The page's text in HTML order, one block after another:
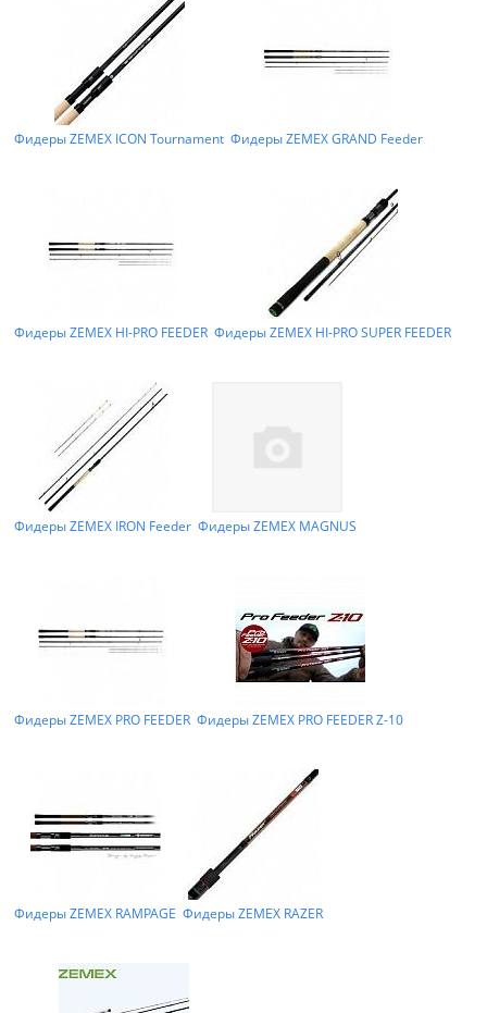
Фидеры ZEMEX ICON Tournament Фидеры ZEMEX GRAND Feeder
Фидеры ZEMEX HI-PRO FEEDER Фидеры ZEMEX HI-PRO SUPER FEEDER
Фидеры ZEMEX IRON Feeder Фидеры ZEMEX MAGNUS
Фидеры ZEMEX PRO FEEDER Фидеры ZEMEX PRO FEEDER Z-10
Фидеры ZEMEX RAMPAGE Фидеры ZEMEX RAZER